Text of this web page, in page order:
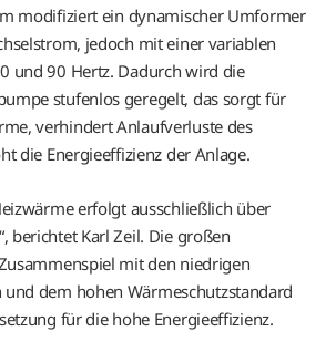
modifiziert ein dynamischer Umformer
jedoch mit einer variablen
und 90 Hertz. Dadurch wird die
stufenlos geregelt, das sorgt für
verhindert Anlaufverluste des
die Energieeffizienz der Anlage.
erfolgt ausschließlich über
berichtet Karl Zeil. Die großen
mit den niedrigen
dem hohen Wärmeschutzstandard
für die hohe Energieeffizienz.